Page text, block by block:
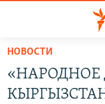
Вернуться
основному
содержанию
НОВОСТИ